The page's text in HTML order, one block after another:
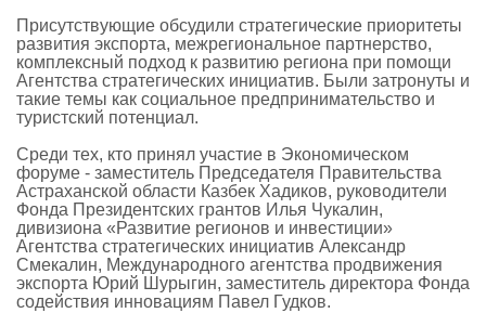
Присутствующие обсудили стратегические приоритеты
развития экспорта, межрегиональное партнерство,
комплексный подход к развитию региона при помощи
Агентства стратегических инициатив. Были затронуты и
такие темы как социальное предпринимательство и
туристский потенциал.
Среди тех, кто принял участие в Экономическом
форуме - заместитель Председателя Правительства
Астраханской области Казбек Хадиков, руководители
Фонда Президентских грантов Илья Чукалин,
дивизиона «Развитие регионов и инвестиции»
Агентства стратегических инициатив Александр
Смекалин, Международного агентства продвижения
экспорта Юрий Шурыгин, заместитель директора Фонда
содействия инновациям Павел Гудков.